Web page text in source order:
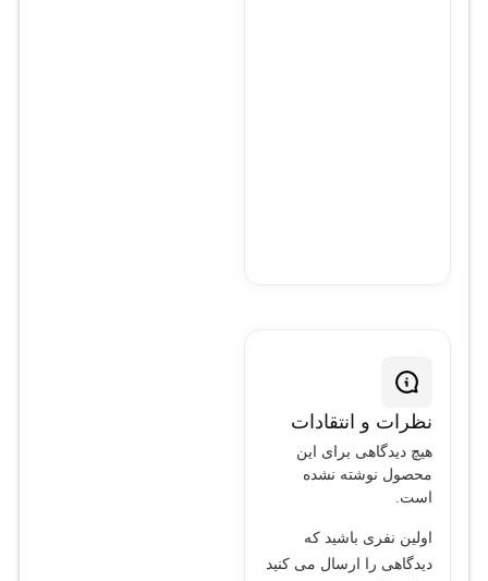
نظرات و انتقادات
هیچ دیدگاهی برای این
محصول نوشته نشده
است.
اولین نفری باشید که
دیدگاهی را ارسال می کنید